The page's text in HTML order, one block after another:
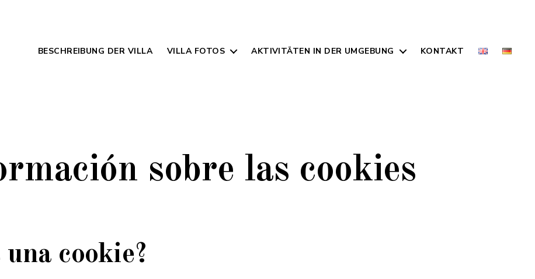
BESCHREIBUNG DER VILLA VILLA FOTOS AKTIVITÄTEN IN DER UMGEBUNG KONTAKT
sobre las cookies
una cookie?